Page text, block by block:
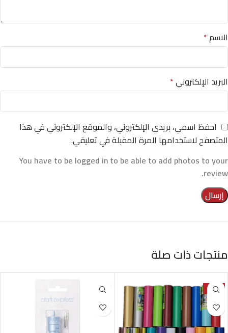
الاسم*
البريد الإلكتروني*
احفظ اسمي، بريدي الإلكتروني، والموقع الإلكتروني في هذا
المتصفح لاستخدامها المرة المقبلة في تعليقي.
You have to be logged in to be able to add photos to your
review.
منتجات ذات صلة
-43%